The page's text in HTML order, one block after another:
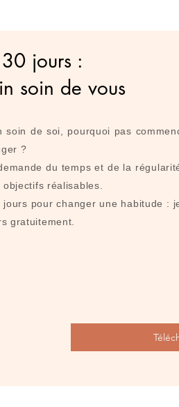
jours :
soin de vous
soin de soi, pourquoi pas
?
du temps et de la
réalisables.
pour changer une habitude :
gratuitement.